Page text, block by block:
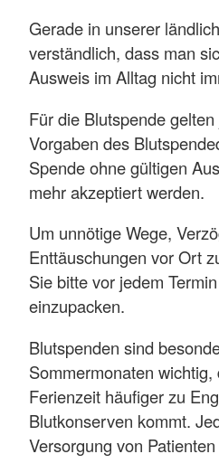
Gerade in unserer
verständlich, dass man
Ausweis im Alltag nicht
Für die Blutspende
Vorgaben des
Spende ohne gültigen
mehr akzeptiert werden.
Um unnötige Wege,
Enttäuschungen vor Ort
Sie bitte vor jedem
einzupacken.
Blutspenden sind
Sommermonaten wichtig,
Ferienzeit häufiger zu
Blutkonserven kommt.
Versorgung von